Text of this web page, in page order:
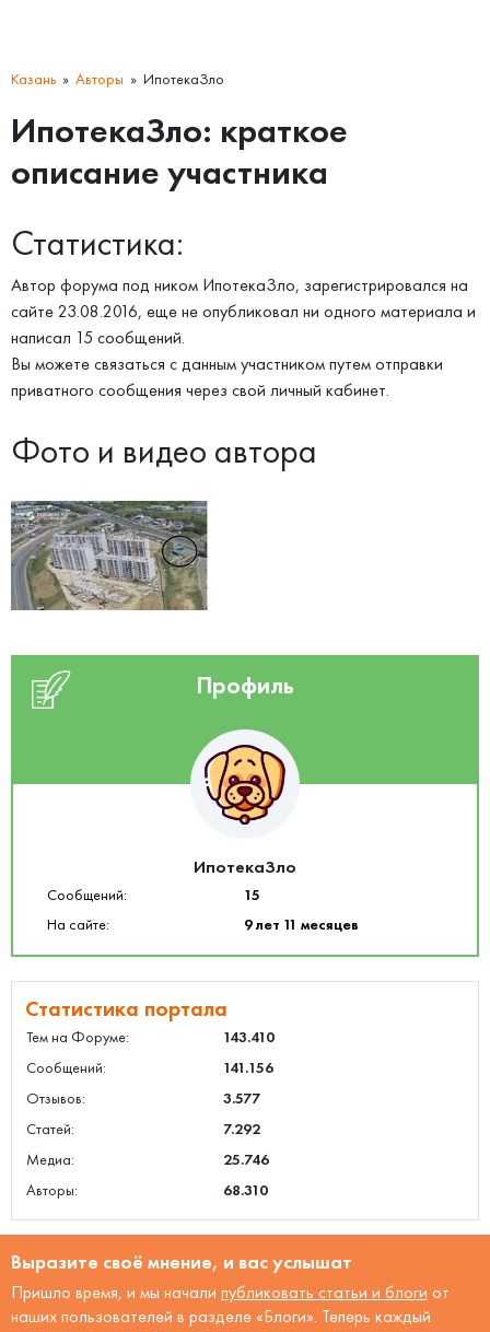
Казань Авторы ИпотекаЗло
ИпотекаЗло: краткое
описание участника
Статистика:
Автор форума под ником ИпотекаЗло, зарегистрировался на
сайте 23.08.2016, еще не опубликовал ни одного материала и
написал 15 сообщений.
Вы можете связаться с данным участником путем отправки
приватного сообщения через свой личный кабинет.
Фото и видео автора
Профиль
ИпотекаЗло
Сообщений:
15
На сайте:
9 лет 11 месяцев
Статистика портала
Тем на Форуме:
143.410
Сообщений:
141.156
Отзывов:
3.577
Статей:
7.292
Медиа:
25.746
Авторы:
68.310
Выразите своё мнение, и вас услышат
Пришло время, и мы начали публиковать статьи и блоги от
наших пользователей в разделе «Блоги». Теперь каждый